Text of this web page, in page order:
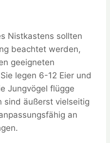
Nistkastens sollten
beachtet werden,
geeigneten
legen 6-12 Eier und
Jungvögel flügge
sind äußerst vielseitig
an